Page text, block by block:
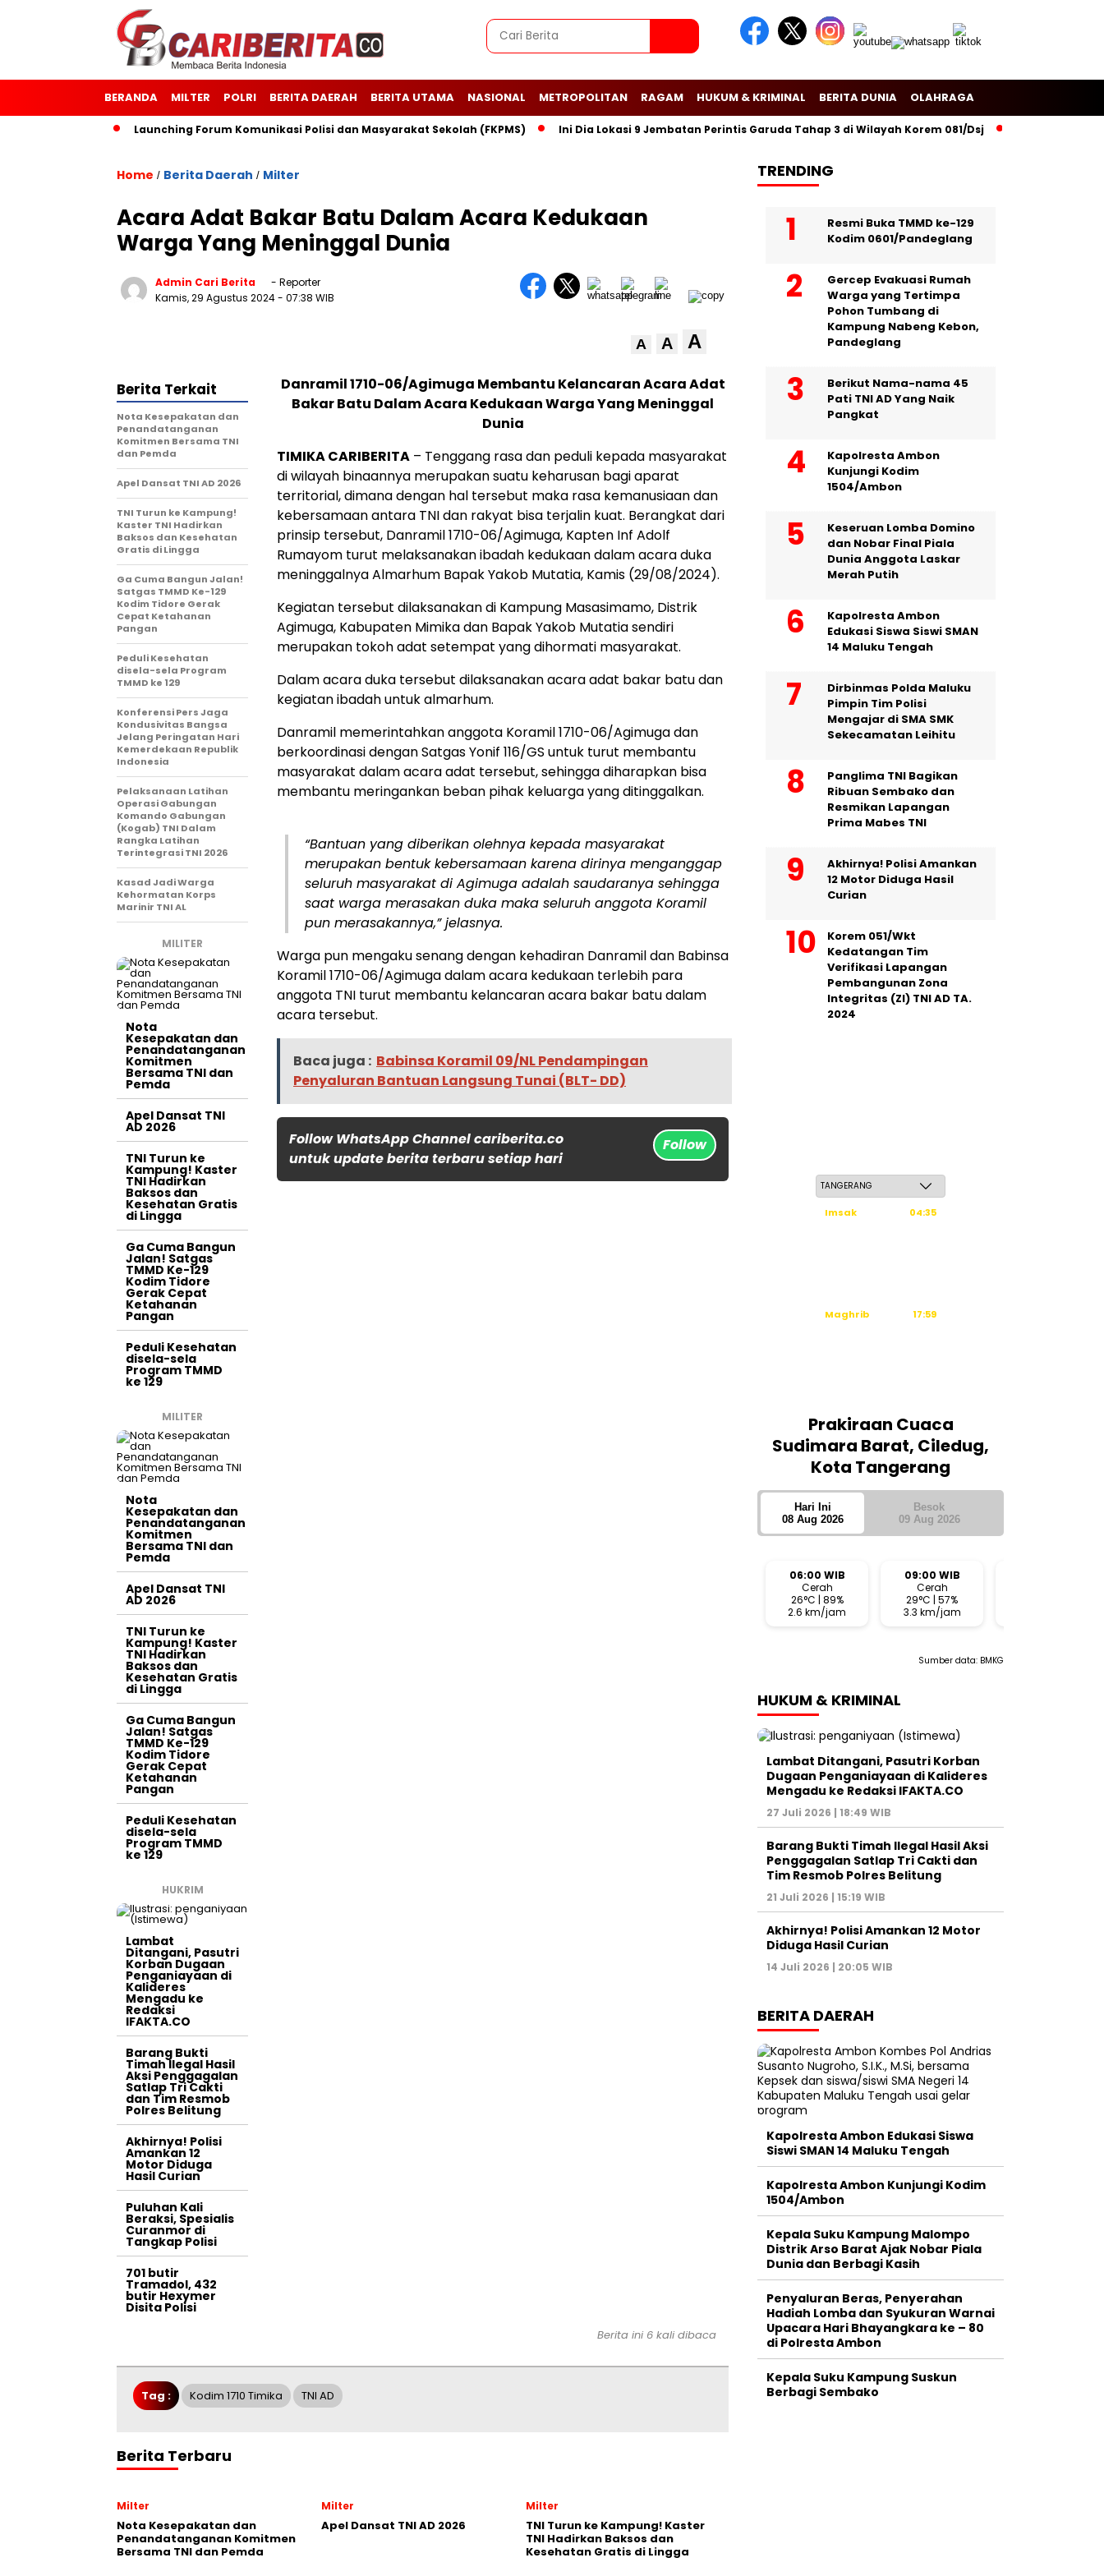
BERANDA MILTER POLRI BERITA DAERAH BERITA UTAMA NASIONAL METROPOLITAN RAGAM HUKUM & KRIMINAL BERITA DUNIA OLAHRAGA
Launching Forum Komunikasi Polisi dan Masyarakat Sekolah (FKPMS) Ini Dia Lokasi 9 Jembatan Perintis Garuda Tahap 3 di Wilayah Korem 081/Dsj Puslitbang Polri
Home / Berita Daerah / Milter
Acara Adat Bakar Batu Dalam Acara Kedukaan
Warga Yang Meninggal Dunia
Admin Cari Berita
- Reporter
Kamis, 29 Agustus 2024- 07:38 WIB
A A A
Danramil 1710-06/Agimuga Membantu Kelancaran Acara Adat
Bakar Batu Dalam Acara Kedukaan Warga Yang Meninggal
Dunia
TIMIKA CARIBERITA – Tenggang rasa dan peduli kepada masyarakat
di wilayah binaannya merupakan suatu keharusan bagi aparat
territorial, dimana dengan hal tersebut maka rasa kemanusiaan dan
kebersamaan antara TNI dan rakyat bisa terjalin kuat. Berangkat dari
prinsip tersebut, Danramil 1710-06/Agimuga, Kapten Inf Adolf
Rumayom turut melaksanakan ibadah kedukaan dalam acara duka
meninggalnya Almarhum Bapak Yakob Mutatia, Kamis (29/08/2024).
Kegiatan tersebut dilaksanakan di Kampung Masasimamo, Distrik
Agimuga, Kabupaten Mimika dan Bapak Yakob Mutatia sendiri
merupakan tokoh adat setempat yang dihormati masyarakat.
Dalam acara duka tersebut dilaksanakan acara adat bakar batu dan
kegiatan ibadah untuk almarhum.
Danramil memerintahkan anggota Koramil 1710-06/Agimuga dan
berkoordinasi dengan Satgas Yonif 116/GS untuk turut membantu
masyarakat dalam acara adat tersebut, sehingga diharapkan bisa
membantu meringankan beban pihak keluarga yang ditinggalkan.
“Bantuan yang diberikan olehnya kepada masyarakat
merupakan bentuk kebersamaan karena dirinya menganggap
seluruh masyarakat di Agimuga adalah saudaranya sehingga
saat warga merasakan duka maka seluruh anggota Koramil
pun merasakannya,” jelasnya.
Warga pun mengaku senang dengan kehadiran Danramil dan Babinsa
Koramil 1710-06/Agimuga dalam acara kedukaan terlebih para
anggota TNI turut membantu kelancaran acara bakar batu dalam
acara tersebut.
Baca juga : Babinsa Koramil 09/NL Pendampingan
Penyaluran Bantuan Langsung Tunai (BLT- DD)
Follow WhatsApp Channel cariberita.co
untuk update berita terbaru setiap hari
Follow
Berita Terkait
Nota Kesepakatan dan
Penandatanganan
Komitmen Bersama TNI
dan Pemda
Apel Dansat TNI AD 2026
TNI Turun ke Kampung!
Kaster TNI Hadirkan
Baksos dan Kesehatan
Gratis di Lingga
Ga Cuma Bangun Jalan!
Satgas TMMD Ke-129
Kodim Tidore Gerak
Cepat Ketahanan
Pangan
Peduli Kesehatan
disela-sela Program
TMMD ke 129
Konferensi Pers Jaga
Kondusivitas Bangsa
Jelang Peringatan Hari
Kemerdekaan Republik
Indonesia
Pelaksanaan Latihan
Operasi Gabungan
Komando Gabungan
(Kogab) TNI Dalam
Rangka Latihan
Terintegrasi TNI 2026
Kasad Jadi Warga
Kehormatan Korps
Marinir TNI AL
MILITER
Nota
Kesepakatan dan
Penandatanganan
Komitmen
Bersama TNI dan
Pemda
Apel Dansat TNI
AD 2026
TNI Turun ke
Kampung! Kaster
TNI Hadirkan
Baksos dan
Kesehatan Gratis
di Lingga
Ga Cuma Bangun
Jalan! Satgas
TMMD Ke-129
Kodim Tidore
Gerak Cepat
Ketahanan
Pangan
Peduli Kesehatan
disela-sela
Program TMMD
ke 129
MILITER
Nota
Kesepakatan dan
Penandatanganan
Komitmen
Bersama TNI dan
Pemda
Apel Dansat TNI
AD 2026
TNI Turun ke
Kampung! Kaster
TNI Hadirkan
Baksos dan
Kesehatan Gratis
di Lingga
Ga Cuma Bangun
Jalan! Satgas
TMMD Ke-129
Kodim Tidore
Gerak Cepat
Ketahanan
Pangan
Peduli Kesehatan
disela-sela
Program TMMD
ke 129
HUKRIM
Lambat
Ditangani, Pasutri
Korban Dugaan
Penganiayaan di
Kalideres
Mengadu ke
Redaksi
IFAKTA.CO
Barang Bukti
Timah Ilegal Hasil
Aksi Penggagalan
Satlap Tri Cakti
dan Tim Resmob
Polres Belitung
Akhirnya! Polisi
Amankan 12
Motor Diduga
Hasil Curian
Puluhan Kali
Beraksi, Spesialis
Curanmor di
Tangkap Polisi
701 butir
Tramadol, 432
butir Hexymer
Disita Polisi
Berita ini 6 kali dibaca
Tag : Kodim 1710 Timika TNI AD
Berita Terbaru
Milter
Nota Kesepakatan dan
Penandatanganan Komitmen
Bersama TNI dan Pemda
Milter
Apel Dansat TNI AD 2026
Milter
TNI Turun ke Kampung! Kaster
TNI Hadirkan Baksos dan
Kesehatan Gratis di Lingga
TRENDING
Resmi Buka TMMD ke-129
Kodim 0601/Pandeglang
Gercep Evakuasi Rumah
Warga yang Tertimpa
Pohon Tumbang di
Kampung Nabeng Kebon,
Pandeglang
Berikut Nama-nama 45
Pati TNI AD Yang Naik
Pangkat
Kapolresta Ambon
Kunjungi Kodim
1504/Ambon
Keseruan Lomba Domino
dan Nobar Final Piala
Dunia Anggota Laskar
Merah Putih
Kapolresta Ambon
Edukasi Siswa Siswi SMAN
14 Maluku Tengah
Dirbinmas Polda Maluku
Pimpin Tim Polisi
Mengajar di SMA SMK
Sekecamatan Leihitu
Panglima TNI Bagikan
Ribuan Sembako dan
Resmikan Lapangan
Prima Mabes TNI
Akhirnya! Polisi Amankan
12 Motor Diduga Hasil
Curian
Korem 051/Wkt
Kedatangan Tim
Verifikasi Lapangan
Pembangunan Zona
Integritas (ZI) TNI AD TA.
2024
Imsak
04:35
Maghrib
17:59
Prakiraan Cuaca
Sudimara Barat, Ciledug,
Kota Tangerang
Hari Ini
08 Aug 2026
Besok
09 Aug 2026
06:00 WIB
Cerah
26°C | 89%
2.6 km/jam
09:00 WIB
Cerah
29°C | 57%
3.3 km/jam
Sumber data: BMKG
HUKUM & KRIMINAL
Lambat Ditangani, Pasutri Korban
Dugaan Penganiayaan di Kalideres
Mengadu ke Redaksi IFAKTA.CO
27 Juli 2026 | 18:49 WIB
Barang Bukti Timah Ilegal Hasil Aksi
Penggagalan Satlap Tri Cakti dan
Tim Resmob Polres Belitung
21 Juli 2026 | 15:19 WIB
Akhirnya! Polisi Amankan 12 Motor
Diduga Hasil Curian
14 Juli 2026 | 20:05 WIB
BERITA DAERAH
Kapolresta Ambon Edukasi Siswa
Siswi SMAN 14 Maluku Tengah
Kapolresta Ambon Kunjungi Kodim
1504/Ambon
Kepala Suku Kampung Malompo
Distrik Arso Barat Ajak Nobar Piala
Dunia dan Berbagi Kasih
Penyaluran Beras, Penyerahan
Hadiah Lomba dan Syukuran Warnai
Upacara Hari Bhayangkara ke – 80
di Polresta Ambon
Kepala Suku Kampung Suskun
Berbagi Sembako